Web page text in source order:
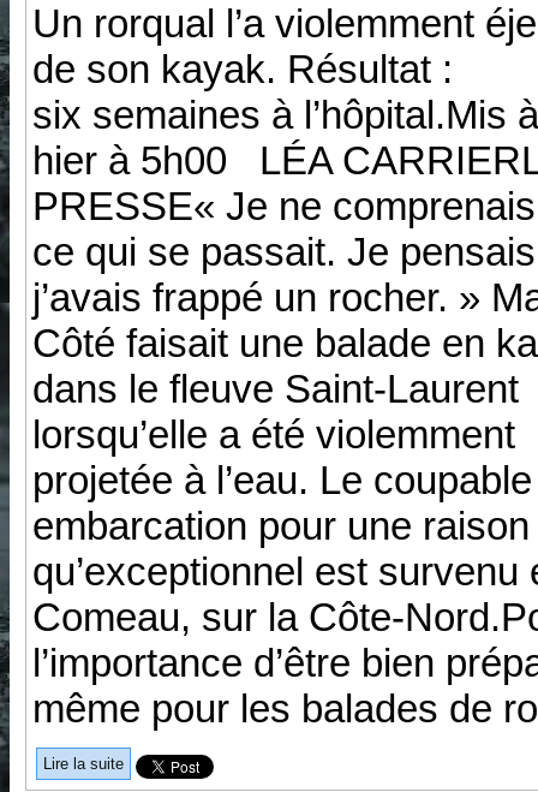
Un rorqual l’a violemment
de son kayak. Résultat :
six semaines à l’hôpital.Mis
hier à 5h00 LÉA
PRESSE« Je ne
ce qui se passait. Je
j’avais frappé un rocher. »
Côté faisait une balade en
dans le fleuve Saint-Laurent
lorsqu’elle a été violemment
projetée à l’eau. Le
embarcation pour une
qu’exceptionnel est
Comeau, sur la Côte-
l’importance d’être bien
même pour les balades de
Lire la suite